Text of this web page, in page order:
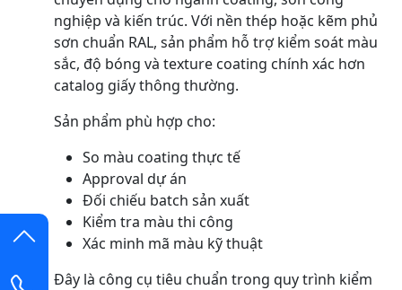
nghiệp và kiến trúc. Với nền thép hoặc kẽm phủ
sơn chuẩn RAL, sản phẩm hỗ trợ kiểm soát màu
sắc, độ bóng và texture coating chính xác hơn
catalog giấy thông thường.
Sản phẩm phù hợp cho:
So màu coating thực tế
Approval dự án
Đối chiếu batch sản xuất
Kiểm tra màu thi công
Xác minh mã màu kỹ thuật
Đây là công cụ tiêu chuẩn trong quy trình kiểm